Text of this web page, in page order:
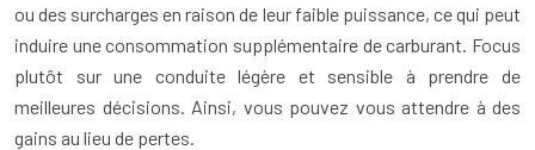
ou des surcharges en raison de leur faible puissance, ce qui peut
induire une consommation supplémentaire de carburant. Focus
plutôt sur une conduite légère et sensible à prendre de
meilleures décisions. Ainsi, vous pouvez vous attendre à des
gains au lieu de pertes.